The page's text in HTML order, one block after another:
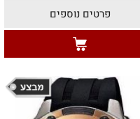
פרטים נוספים